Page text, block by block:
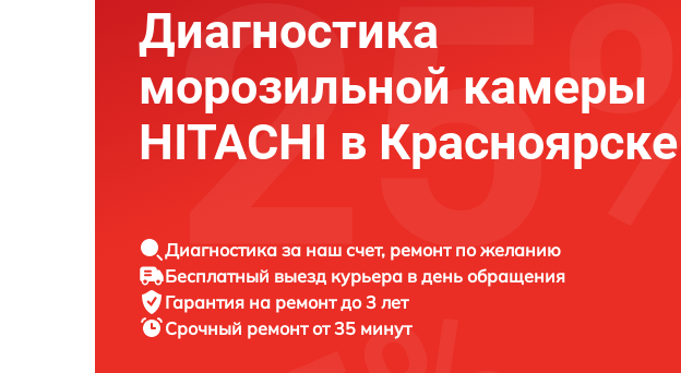
Диагностика
морозильной камеры
HITACHI в Красноярске
Диагностика за наш счет, ремонт по желанию
Бесплатный выезд курьера в день обращения
Гарантия на ремонт до 3 лет
Срочный ремонт от 35 минут